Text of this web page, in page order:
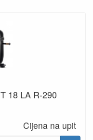
18 LA R-290
Cijena na upit